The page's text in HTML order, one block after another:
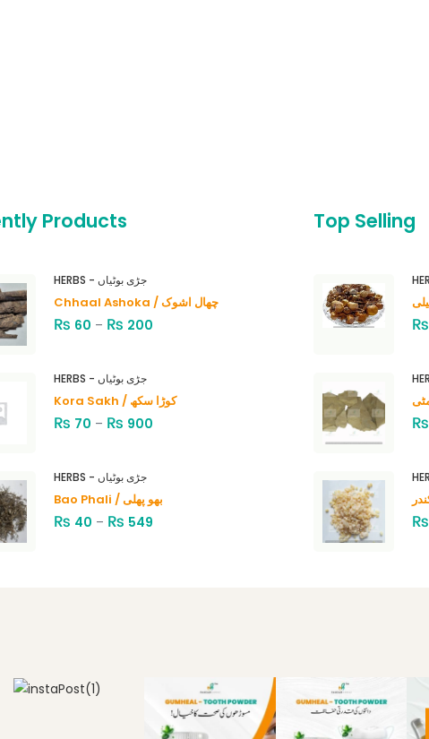
Products
HERBS - جڑی بوٹیاں
Chhaal Ashoka / چھال اشوک
₨ 60 – ₨ 200
HERBS - جڑی بوٹیاں
Kora Sakh / کوڑا سکھ
₨ 70 – ₨ 900
HERBS - جڑی بوٹیاں
Bao Phali / بھو پھلی
₨ 40 – ₨ 549
Top Selling
₨
₨
₨